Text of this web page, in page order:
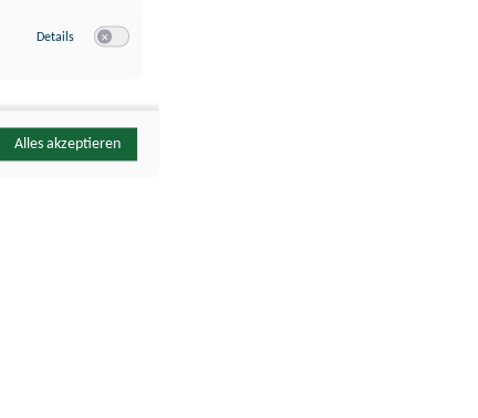
Details zu YouTube
Alles akzeptieren